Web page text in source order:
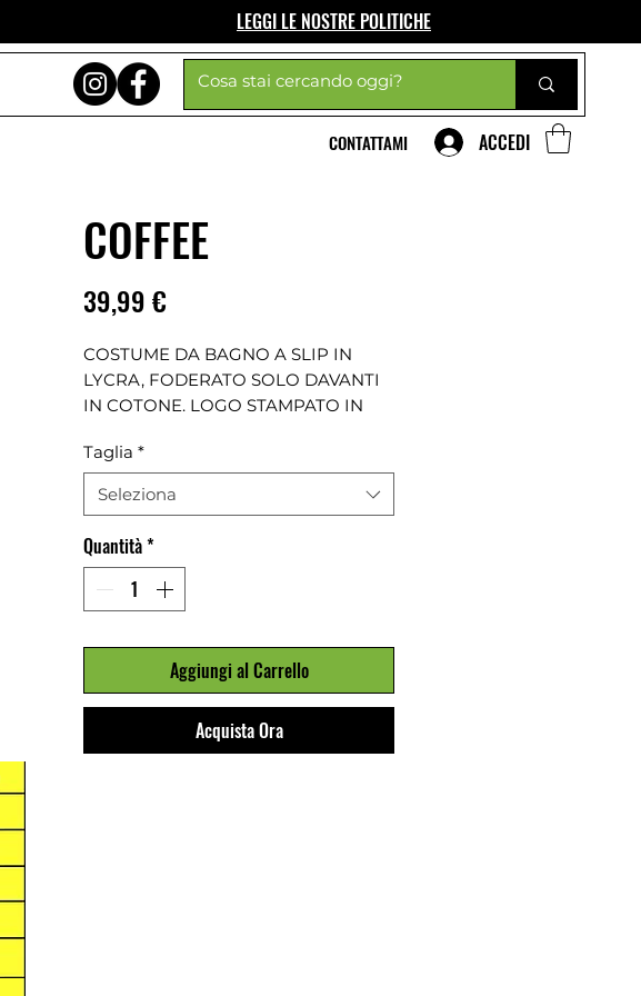
LEGGI LE NOSTRE POLITICHE
CONTATTAMI ACCEDI
COFFEE
39,99 €
COSTUME DA BAGNO A SLIP IN
LYCRA, FODERATO SOLO DAVANTI
IN COTONE. LOGO STAMPATO IN
LACCETTO NERO. ALTEZZA SUL
Taglia *
Seleziona
Quantità*
Aggiungi al Carrello
Acquista Ora